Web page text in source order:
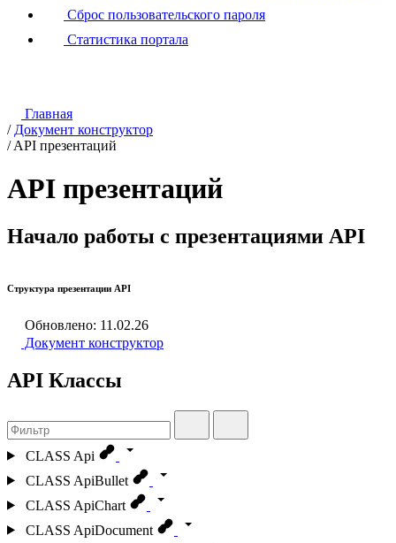
Сброс пользовательского пароля
Статистика портала
Главная
/ Документ конструктор
/ API презентаций
API презентаций
Начало работы с презентациями API
Структура презентации API
Обновлено: 11.02.26
Документ конструктор
API Классы
CLASS Api
CLASS ApiBullet
CLASS ApiChart
CLASS ApiDocument